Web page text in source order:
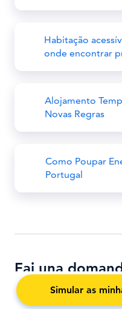
Habitação
onde encontrar
Alojamento
Novas Regras
Como Poupar
Portugal
Fai una
Il tuo nome e cognome
Simular as